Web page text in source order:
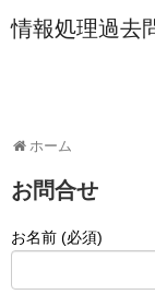
情報処理過去
ホーム
お問合せ
お名前 (必須)